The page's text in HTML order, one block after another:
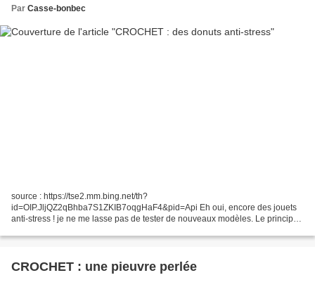
Par Casse-bonbec
source : https://tse2.mm.bing.net/th?
id=OIP.JljQZ2qBhba7S1ZKIB7oqgHaF4&pid=Api Eh oui, encore des jouets
anti-stress ! je ne me lasse pas de tester de nouveaux modèles. Le principe
CROCHET : une pieuvre perlée